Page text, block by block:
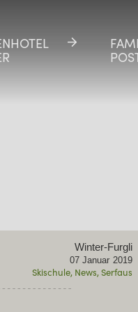
Winter-Furgli
07 Januar 2019
Skischule News Serfaus